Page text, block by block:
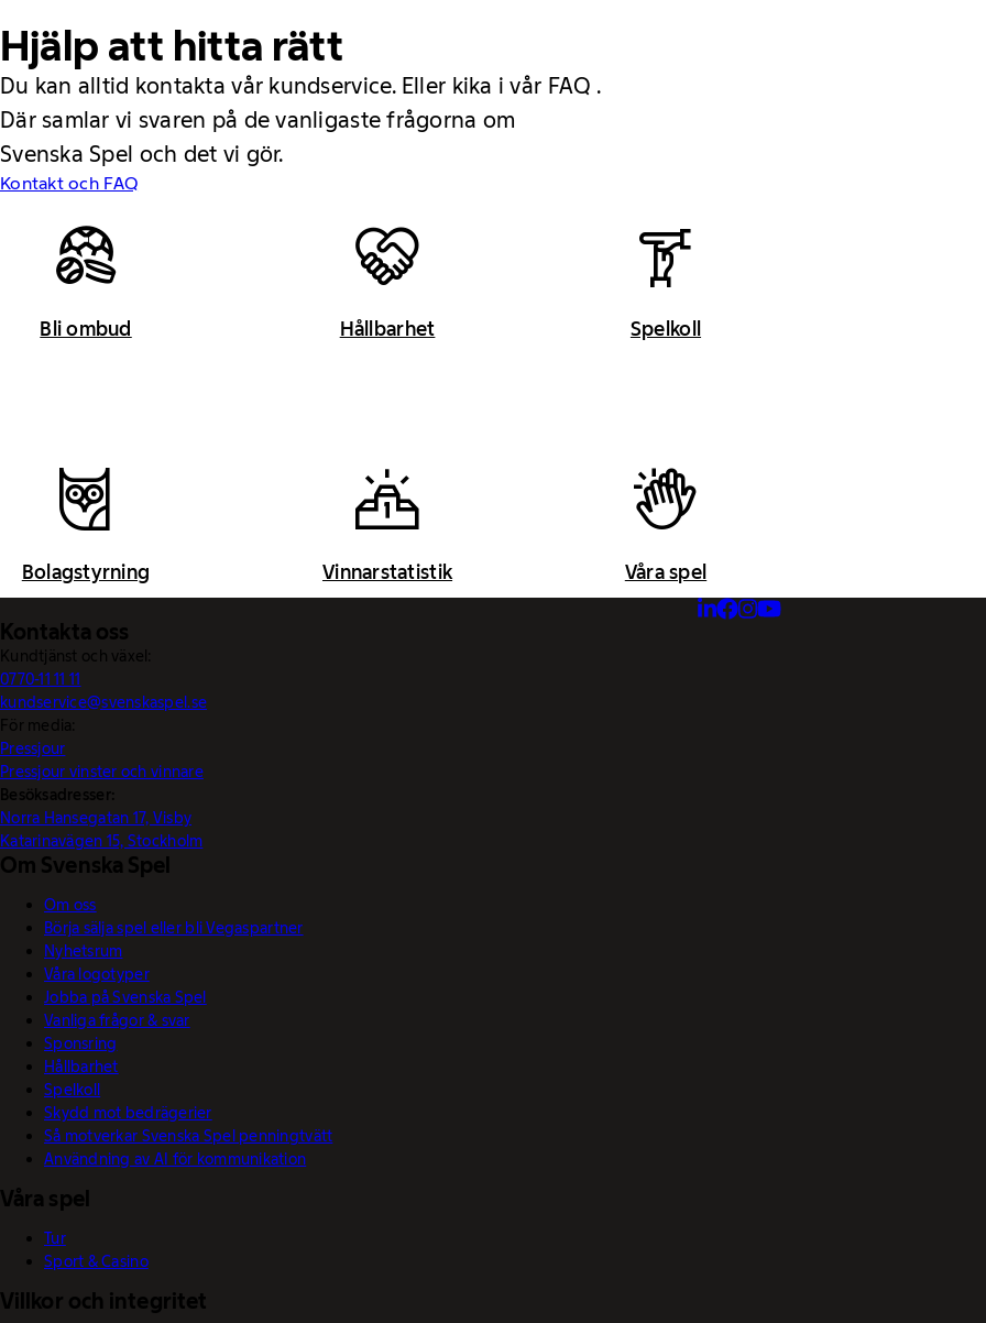
Hjälp att hitta rätt
Du kan alltid kontakta vår kundservice. Eller kika i vår FAQ .
Där samlar vi svaren på de vanligaste frågorna om
Svenska Spel och det vi gör.
Kontakt och FAQ
Bli ombud Hållbarhet Spelkoll
Bolagstyrning Vinnarstatistik Våra spel
Kontakta oss
Kundtjänst och växel:
0770-11 11 11
kundservice@svenskaspel.se
För media:
Pressjour
Pressjour vinster och vinnare
Besöksadresser:
Norra Hansegatan 17, Visby
Katarinavägen 15, Stockholm
Om Svenska Spel
Om oss
Börja sälja spel eller bli Vegaspartner
Nyhetsrum
Våra logotyper
Jobba på Svenska Spel
Vanliga frågor & svar
Sponsring
Hållbarhet
Spelkoll
Skydd mot bedrägerier
Så motverkar Svenska Spel penningtvätt
Användning av AI för kommunikation
Våra spel
Tur
Sport & Casino
Villkor och integritet